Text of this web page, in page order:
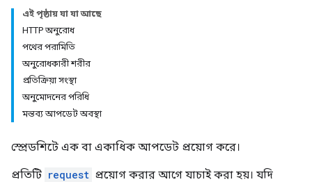
এই পৃষ্ঠায় যা যা আছে
HTTP অনুরোধ
পথের পরামিতি
অনুরোধকারী শরীর
প্রতিক্রিয়া সংস্থা
অনুমোদনের পরিধি
মন্তব্য আপডেট অবস্থা
স্প্রেডশিটে এক বা একাধিক আপডেট প্রয়োগ করে।
প্রতিটি request প্রয়োগ করার আগে যাচাই করা হয়। যদি